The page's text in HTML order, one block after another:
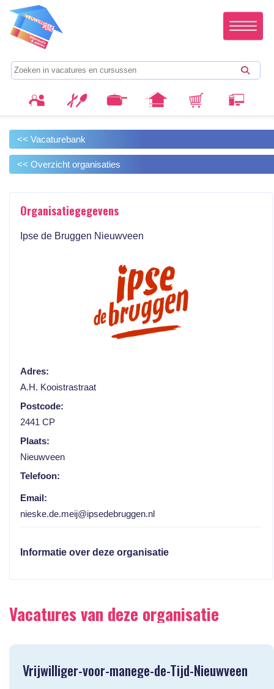
<< Vacaturebank
<< Overzicht organisaties
Organisatiegegevens
Ipse de Bruggen Nieuwveen
Adres:
A.H. Kooistrastraat
Postcode:
2441 CP
Plaats:
Nieuwveen
Telefoon:
Email:
nieske.de.meij@ipsedebruggen.nl
Informatie over deze organisatie
Vacatures van deze organisatie
Vrijwilliger-voor-manege-de-Tijd-Nieuwveen